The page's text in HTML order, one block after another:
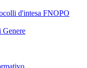
d'intesa FNOPO
Genere